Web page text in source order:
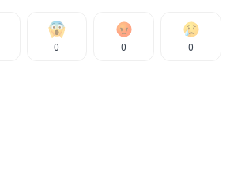
0 0 0